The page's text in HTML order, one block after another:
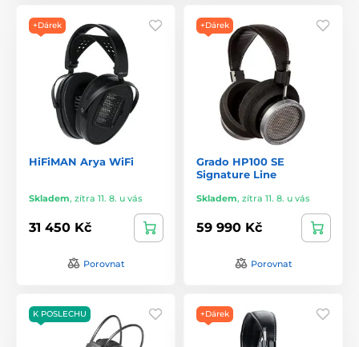
+Dárek
HiFiMAN Arya WiFi
Skladem, zítra 11. 8. u vás
31 450 Kč
Porovnat
+Dárek
Grado HP100 SE
Signature Line
Skladem, zítra 11. 8. u vás
59 990 Kč
Porovnat
K POSLECHU +Dárek